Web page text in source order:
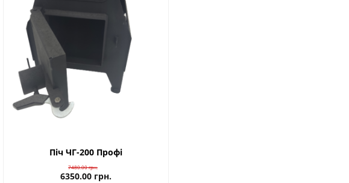
Піч ЧГ-200 Профі
7480.00грн.
6350.00 грн.